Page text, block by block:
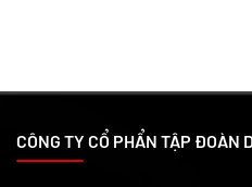
CÔNG TY CỔ PHẨN TẬP ĐOÀN